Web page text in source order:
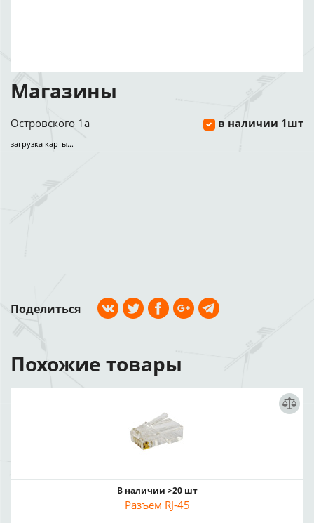
Магазины
Островского 1а в наличии 1шт
загрузка карты...
Поделиться
Похожие товары
В наличии >20 шт
Разъем RJ-45